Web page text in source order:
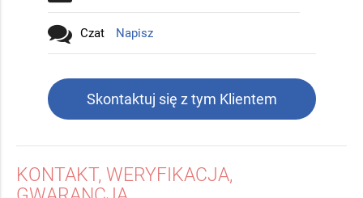
Czat Napisz
Skontaktuj się z tym Klientem
KONTAKT, WERYFIKACJA,